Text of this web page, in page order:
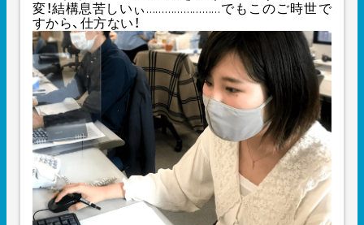
変！結構息苦しいぃ ……………………でもこのご時世で
すから、仕方ない！